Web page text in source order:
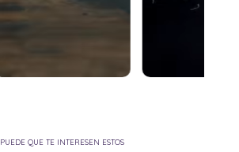
PUEDE QUE TE INTERESEN ESTOS